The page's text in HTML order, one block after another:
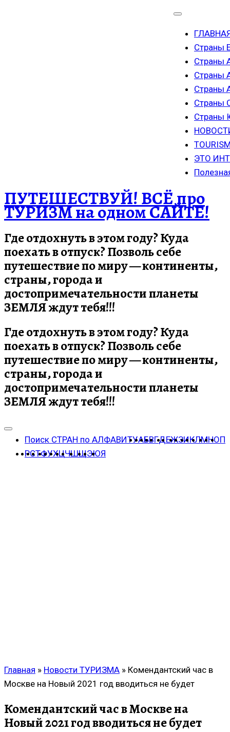
Страны
Страны
Страны
Страны
Страны
Страны
ЭТО
ПУТЕШЕСТВУЙ! ВСЁ про
ТУРИЗМ на одном САЙТЕ!
Где отдохнуть в этом году? Куда
поехать в отпуск? Позволь себе
путешествие по миру — континенты,
страны, города и
достопримечательности планеты
ЗЕМЛЯ ждут тебя!!!
Где отдохнуть в этом году? Куда
поехать в отпуск? Позволь себе
путешествие по миру — континенты,
страны, города и
достопримечательности планеты
ЗЕМЛЯ ждут тебя!!!
Поиск СТРАН по АЛФАВИТУАБВГДЕЖЗИКЛМНОП
РСТФУХЦЧШЩЭЮЯ
Главная » Новости ТУРИЗМА » Комендантский час в
Москве на Новый 2021 год вводиться не будет
Комендантский час в Москве на
Новый 2021 год вводиться не будет